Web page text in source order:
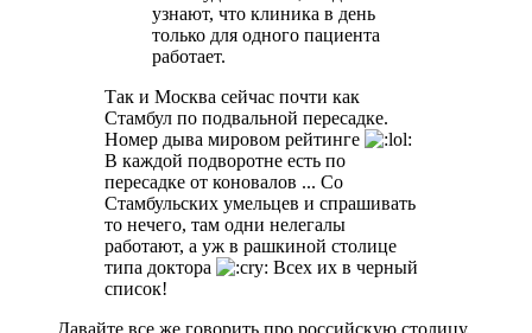
узнают, что клиника в день
только для одного пациента
работает.
Так и Москва сейчас почти как
Стамбул по подвальной пересадке.
Номер дыва мировом рейтинге
В каждой подворотне есть по
пересадке от коновалов ... Со
Стамбульских умельцев и спрашивать
то нечего, там одни нелегалы
работают, а уж в рашкиной столице
типа доктора
Всех их в черный
список!
Давайте все же говорить про российскую столицу.